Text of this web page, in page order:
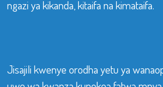
ngazi ya kikanda, kitaifa na kimataifa.
Jisajili kwenye orodha yetu ya